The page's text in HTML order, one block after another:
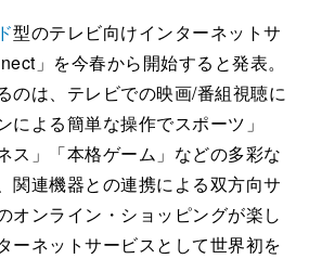
型のテレビ向けインターネットサ
」を今春から開始すると発表。
のは、テレビでの映画/番組視聴に
による簡単な操作でスポーツ」
ス」「本格ゲーム」などの多彩な
関連機器との連携による双方向サ
オンライン・ショッピングが楽し
ーネットサービスとして世界初を